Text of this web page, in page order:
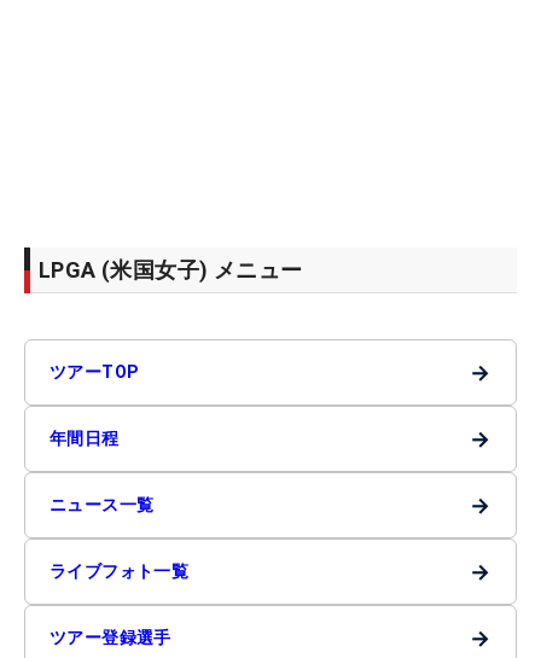
LPGA (米国女子) メニュー
ツアーTOP →
年間日程 →
ニュース一覧 →
ライブフォト一覧 →
ツアー登録選手 →